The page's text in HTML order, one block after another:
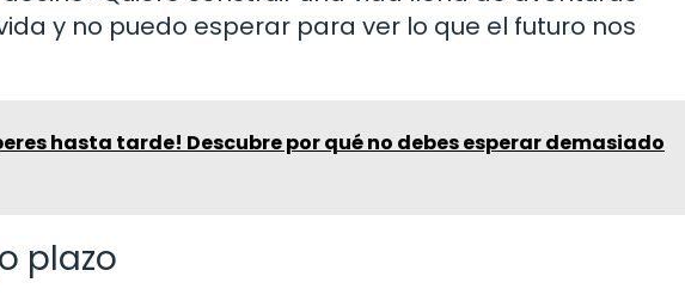
y no puedo esperar para ver lo que el futuro nos
hasta tarde! Descubre por qué no debes esperar demasiado
plazo